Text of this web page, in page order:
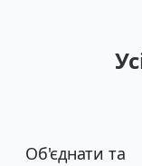
Об'єднати та